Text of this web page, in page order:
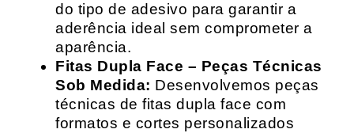
do tipo de adesivo para garantir a
aderência ideal sem comprometer a
aparência.
Fitas Dupla Face – Peças Técnicas
Sob Medida: Desenvolvemos peças
técnicas de fitas dupla face com
formatos e cortes personalizados